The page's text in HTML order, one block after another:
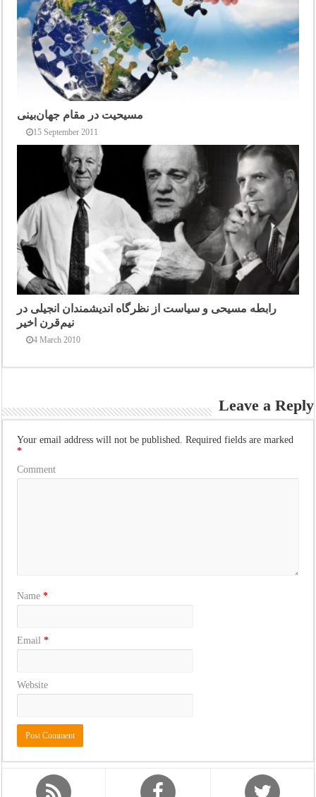
مسیحیت در مقام جهان‌بینی
15 September 2011
رابطه مسیحی و سیاست از نظرگاه اندیشمندان انجیلی در
نیم‌قرن اخیر
4 March 2010
Leave a Reply
Your email address will not be published. Required fields are marked
*
Comment
Name*
Email*
Website